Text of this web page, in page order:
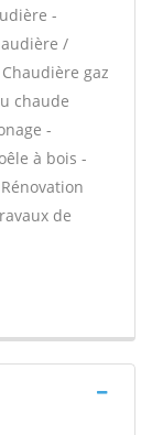
-
/
gaz
chaude
-
à bois -
de